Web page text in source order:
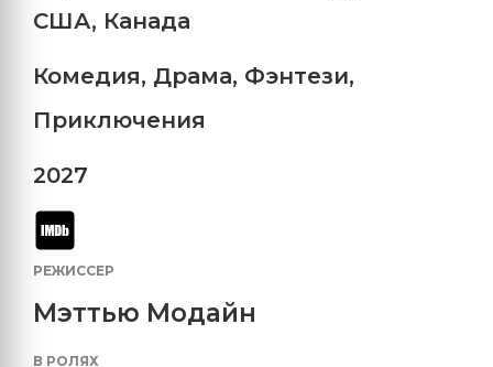
США, Канада
Комедия, Драма, Фэнтези,
Приключения
2027
РЕЖИССЕР
Мэттью Модайн
В РОЛЯХ